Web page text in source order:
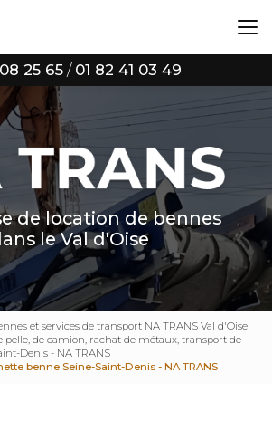
25 65 / 01 82 41 03 49
de location de bennes
le Val d'Oise
et services de transport NA TRANS Val d'Oise
pelle, de camion, rachat de métaux, transport de
Denis - NA TRANS
benne Seine-Saint-Denis - NA TRANS